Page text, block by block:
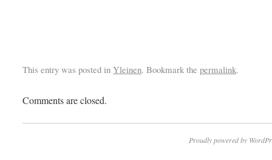
This entry was posted inYleinen. Bookmark thepermalink.
Comments are closed.
Proudly powered by